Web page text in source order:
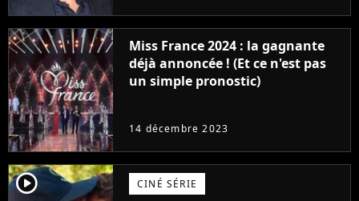
Miss France 2024 : la gagnante
déjà annoncée ! (Et ce n'est pas
un simple pronostic)
14 décembre 2023
player2 CINÉ SÉRIE